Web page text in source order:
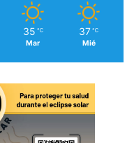
35 ℃
Mar
37 ℃
Mié